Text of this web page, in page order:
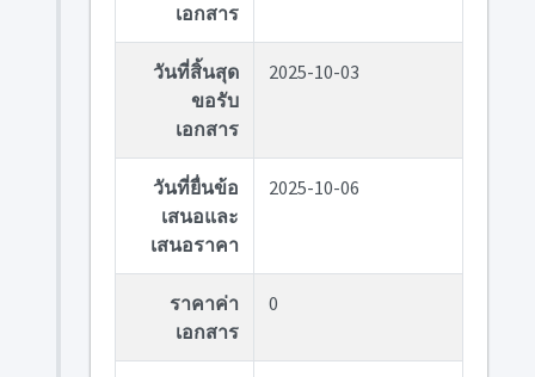
เอกสาร
วันที่สิ้นสุด
ขอรับ
เอกสาร
2025-10-03
วันที่ยื่นข้อ
เสนอและ
เสนอราคา
2025-10-06
ราคาค่า
เอกสาร
0